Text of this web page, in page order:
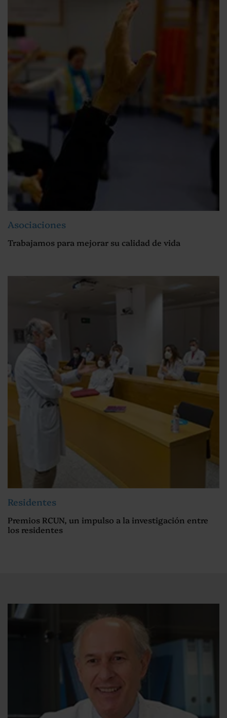
Asociaciones
Trabajamos para mejorar su calidad de vida
Residentes
Premios RCUN, un impulso a la investigación entre
los residentes